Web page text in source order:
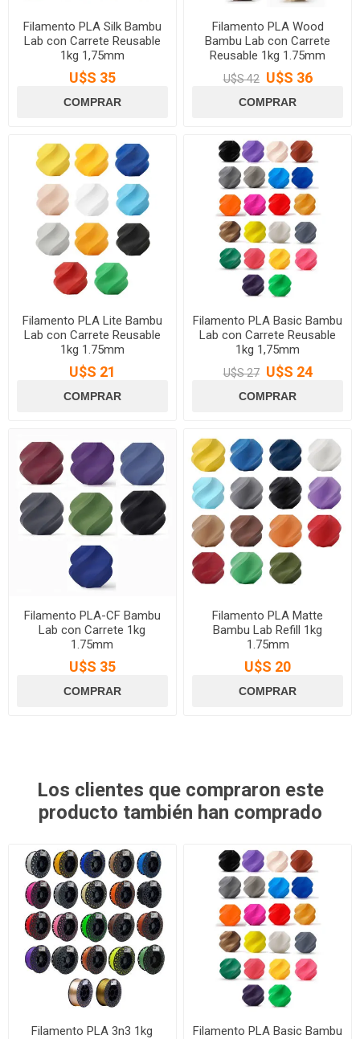
Filamento PLA Silk Bambu
Lab con Carrete Reusable
1kg 1,75mm
U$S 35
Filamento PLA Wood
Bambu Lab con Carrete
Reusable 1kg 1.75mm
U$S 42 U$S 36
Filamento PLA Lite Bambu
Lab con Carrete Reusable
1kg 1.75mm
U$S 21
Filamento PLA Basic Bambu
Lab con Carrete Reusable
1kg 1,75mm
U$S 27 U$S 24
Filamento PLA-CF Bambu
Lab con Carrete 1kg
1.75mm
U$S 35
Filamento PLA Matte
Bambu Lab Refill 1kg
1.75mm
U$S 20
Los clientes que compraron este
producto también han comprado
Filamento PLA 3n3 1kg
Filamento PLA Basic Bambu